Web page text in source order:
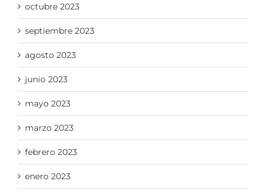
octubre 2023
septiembre 2023
agosto 2023
junio 2023
mayo 2023
marzo 2023
febrero 2023
enero 2023